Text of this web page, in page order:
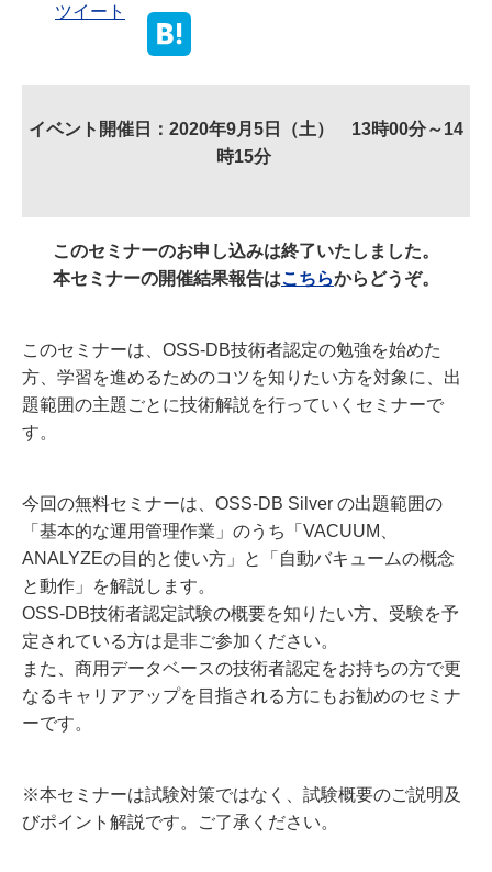
ツイート
イベント開催日：2020年9月5日（土） 13時00分～14
時15分
このセミナーのお申し込みは終了いたしました。
本セミナーの開催結果報告はこちらからどうぞ。
このセミナーは、OSS-DB技術者認定の勉強を始めた
方、学習を進めるためのコツを知りたい方を対象に、出
題範囲の主題ごとに技術解説を行っていくセミナーで
す。
今回の無料セミナーは、OSS-DB Silver の出題範囲の
「基本的な運用管理作業」のうち「VACUUM、
ANALYZEの目的と使い方」と「自動バキュームの概念
と動作」を解説します。
OSS-DB技術者認定試験の概要を知りたい方、受験を予
定されている方は是非ご参加ください。
また、商用データベースの技術者認定をお持ちの方で更
なるキャリアアップを目指される方にもお勧めのセミナ
ーです。
※本セミナーは試験対策ではなく、試験概要のご説明及
びポイント解説です。ご了承ください。